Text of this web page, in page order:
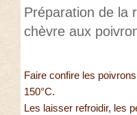
Préparation de la
chèvre aux
Faire confire les
150°C.
Les laisser refroidir, les